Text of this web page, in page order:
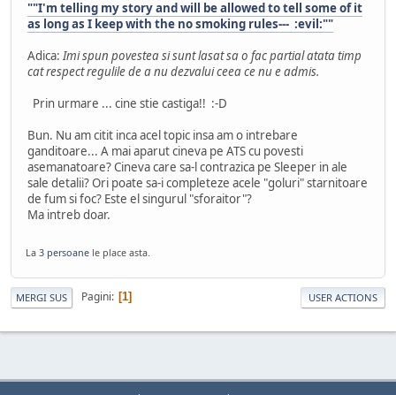
""I'm telling my story and will be allowed to tell some of it
as long as I keep with the no smoking rules--- :evil:""
Adica: Imi spun povestea si sunt lasat sa o fac partial atata timp
cat respect regulile de a nu dezvalui ceea ce nu e admis.
Prin urmare ... cine stie castiga!! :-D
Bun. Nu am citit inca acel topic insa am o intrebare
ganditoare... A mai aparut cineva pe ATS cu povesti
asemanatoare? Cineva care sa-l contrazica pe Sleeper in ale
sale detalii? Ori poate sa-i completeze acele "goluri" starnitoare
de fum si foc? Este el singurul "sforaitor"?
Ma intreb doar.
La 3 persoane le place asta.
MERGI SUS Pagini 1 USER ACTIONS